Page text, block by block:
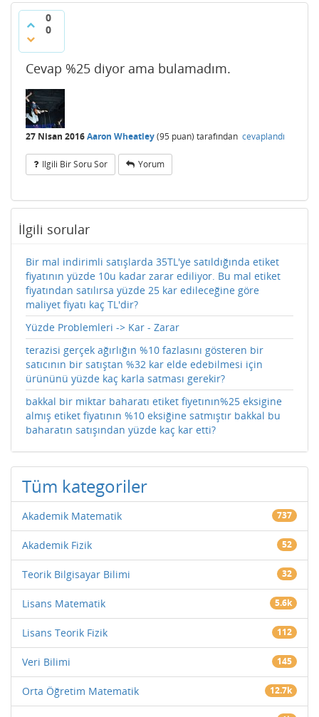
0
0
Cevap %25 diyor ama bulamadım.
27 Nisan 2016Aaron Wheatley(95 puan) tarafından cevaplandı
Ilgili Bir Soru Sor Yorum
İlgili sorular
Bir mal indirimli satışlarda 35TL'ye satıldığında etiket
fiyatının yüzde 10u kadar zarar ediliyor. Bu mal etiket
fiyatından satılırsa yüzde 25 kar edileceğine göre
maliyet fiyatı kaç TL'dir?
Yüzde Problemleri -> Kar - Zarar
terazisi gerçek ağırlığın %10 fazlasını gösteren bir
satıcının bir satıştan %32 kar elde edebilmesi için
ürününü yüzde kaç karla satması gerekir?
bakkal bir miktar baharatı etiket fiyetının%25 eksigine
almış etiket fiyatının %10 eksiğine satmıştır bakkal bu
baharatın satışından yüzde kaç kar etti?
Tüm kategoriler
Akademik Matematik 737
Akademik Fizik 52
Teorik Bilgisayar Bilimi 32
Lisans Matematik 5.6k
Lisans Teorik Fizik 112
Veri Bilimi 145
Orta Öğretim Matematik 12.7k